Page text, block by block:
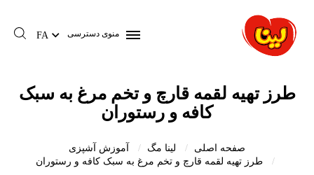
منوی دسترسی FA
طرز تهیه لقمه قارچ و تخم مرغ به سبک
کافه و رستوران
صفحه اصلی لینا مگ
آموزش آشپزی
طرز تهیه لقمه قارچ و تخم مرغ به سبک کافه و رستوران